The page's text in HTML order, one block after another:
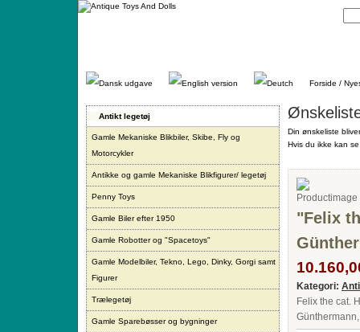
Gå
Forside /
Antikt legetøj
Gamle Mekaniske Blikbiler, Skibe, Fly og
Motorcykler
Antikke og gamle Mekaniske Blikfigurer/ legetøj
Penny Toys
Gamle Biler efter 1950
Gamle Robotter og "Spacetoys"
Gamle Modelbiler, Tekno, Lego, Dinky, Gorgi samt
Figurer
Trælegetøj
Gamle Sparebøsser og bygninger
Din ønskeliste
Hvis du ikke kan
"Felix
Kategori:
Felix the cat.